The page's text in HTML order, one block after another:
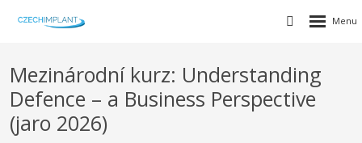
Mezinárodní kurz: Understanding
Defence – a Business Perspective
(jaro 2026)